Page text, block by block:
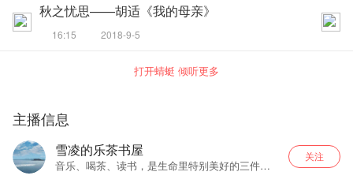
秋之忧思——胡适《我的母亲》
16:15 2018-9-5
打开蜻蜓 倾听更多
主播信息
雪凌的乐茶书屋
音乐、喝茶、读书，是生命里特别美好的三件
关注